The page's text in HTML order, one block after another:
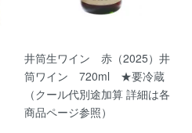
井筒生ワイン 赤（2025）井
筒ワイン 720ml ★要冷蔵
（クール代別途加算 詳細は各
商品ページ参照）